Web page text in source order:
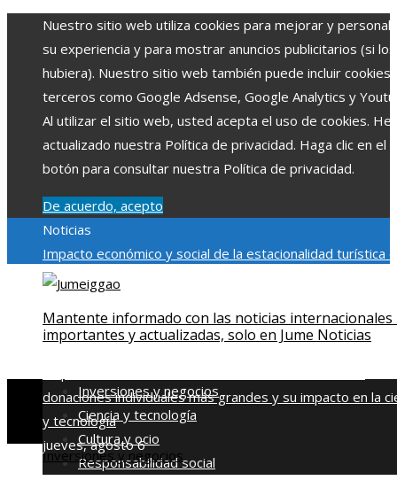
Nuestro sitio web utiliza cookies para mejorar y
su experiencia y para mostrar anuncios publicitarios (si los
hubiera). Nuestro sitio web también puede incluir cookies
terceros como Google Adsense, Google Analytics y
Al utilizar el sitio web, usted acepta el uso de cookies.
actualizado nuestra Política de privacidad. Haga clic en el
botón para consultar nuestra Política de privacidad.
De acuerdo, acepto
Noticias
Impacto económico y social de la estacionalidad turística
Montenegro
HerzegovinaLa gran depresión de 1929 y su impacto en
regulación bancaria
Las 15 exploraciones espaciales que
donaciones individuales más grandes y su impacto en la
y tecnología
jueves, agosto 6
Mantente informado con las noticias internacionales
importantes y actualizadas, solo en Jume Noticias
Inversiones y negocios
Ciencia y tecnología
Cultura y ocio
Responsabilidad social
Inversiones y negocios